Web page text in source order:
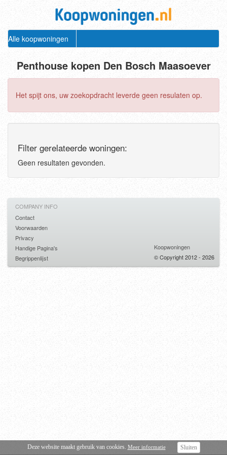
Alle koopwoningen
Penthouse kopen Den Bosch Maasoever
Het spijt ons, uw zoekopdracht leverde geen resulaten op.
Filter gerelateerde woningen:
Geen resultaten gevonden.
Deze website maakt gebruik van cookies. Meer informatie Sluiten
COMPANY INFO
Contact
Voorwaarden
Privacy
Handige Pagina's
Begrippenlijst
Koopwoningen
© Copyright 2012 - 2026